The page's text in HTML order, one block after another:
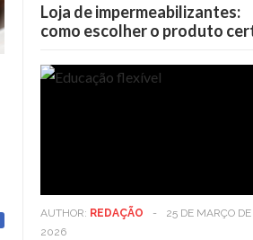
Loja de impermeabilizantes:
como escolher o produto
AUTHOR: REDAÇÃO -
25 DE MARÇO DE
2026